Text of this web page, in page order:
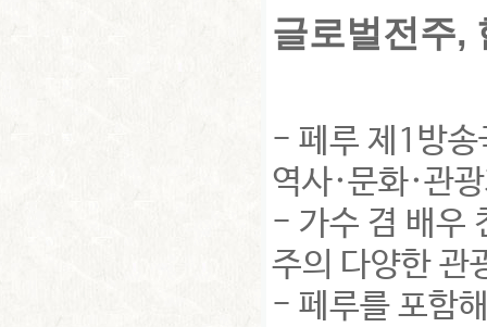
글로벌전주,
- 페루 제1방송
역사·문화·관
- 가수 겸 배우
주의 다양한 관
- 페루를 포함